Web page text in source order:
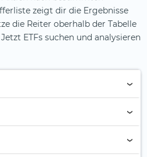
zeigt dir die Ergebnisse
die Reiter oberhalb der Tabelle
ETFs suchen und analysieren